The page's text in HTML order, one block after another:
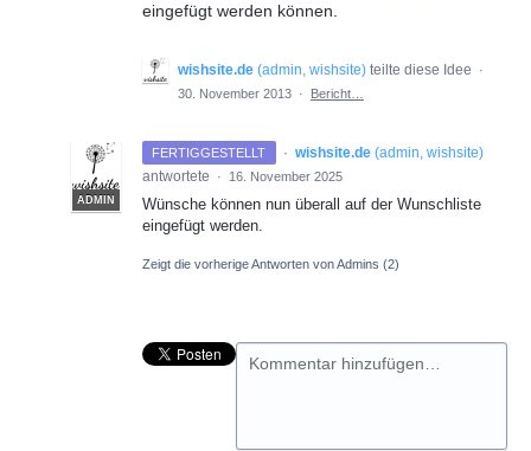
eingefügt werden können.
wishsite.de (admin, wishsite) teilte diese Idee
·
30. November 2013 · Bericht…
FERTIGGESTELLT ·
ADMIN
wishsite.de (admin, wishsite)
antwortete
· 16. November 2025
Wünsche können nun überall auf der Wunschliste
eingefügt werden.
Zeigt die vorherige Antworten von Admins (2)
Kommentar hinzufügen…